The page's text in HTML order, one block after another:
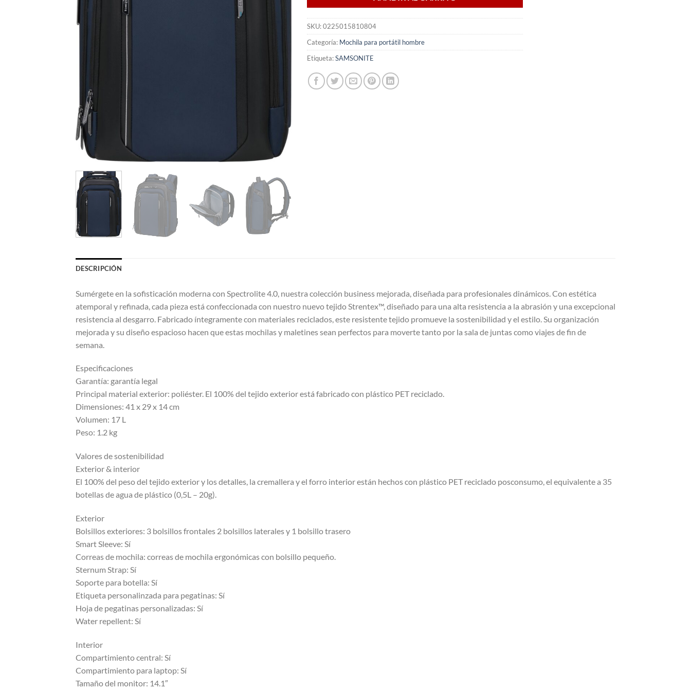
SKU:0225015810804
Categoría: Mochila para portátil hombre
Etiqueta:SAMSONITE
DESCRIPCIÓN
Sumérgete en la sofisticación moderna con Spectrolite 4.0, nuestra colección business mejorada, diseñada para profesionales dinámicos. Con estética
atemporal y refinada, cada pieza está confeccionada con nuestro nuevo tejido Strentex™, diseñado para una alta resistencia a la abrasión y una excepcional
resistencia al desgarro. Fabricado íntegramente con materiales reciclados, este resistente tejido promueve la sostenibilidad y el estilo. Su organización
mejorada y su diseño espacioso hacen que estas mochilas y maletines sean perfectos para moverte tanto por la sala de juntas como viajes de fin de
semana.
Especificaciones
Garantía: garantía legal
Principal material exterior: poliéster. El 100% del tejido exterior está fabricado con plástico PET reciclado.
Dimensiones: 41 x 29 x 14 cm
Volumen: 17 L
Peso: 1.2 kg
Valores de sostenibilidad
Exterior & interior
El 100% del peso del tejido exterior y los detalles, la cremallera y el forro interior están hechos con plástico PET reciclado posconsumo, el equivalente a 35
botellas de agua de plástico (0,5L – 20g).
Exterior
Bolsillos exteriores: 3 bolsillos frontales 2 bolsillos laterales y 1 bolsillo trasero
Smart Sleeve: Sí
Correas de mochila: correas de mochila ergonómicas con bolsillo pequeño.
Sternum Strap: Sí
Soporte para botella: Sí
Etiqueta personalinzada para pegatinas: Sí
Hoja de pegatinas personalizadas: Sí
Water repellent: Sí
Interior
Compartimiento central: Sí
Compartimiento para laptop: Sí
Tamaño del monitor: 14.1″